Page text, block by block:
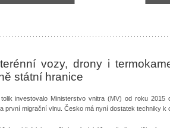
vozy, drony i
státní hranice
investovalo Ministerstvo vnitra (MV) od roku
první migrační vlnu. Česko má nyní dostatek techniky